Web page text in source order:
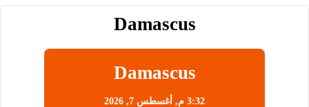
Damascus
Damascus
3:32 م, أغسطس 7, 2026